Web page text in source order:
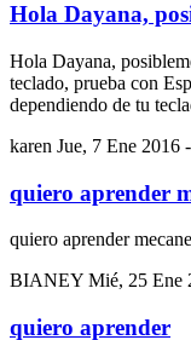
Hola Dayana,
Hola Dayana,
teclado, prueba con
dependiendo de tu
karen Jue, 7 Ene 2016
quiero aprender
quiero aprender
BIANEY Mié, 25 Ene
quiero aprender